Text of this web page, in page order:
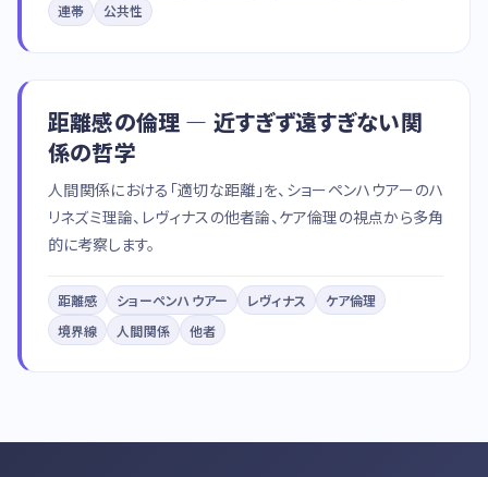
連帯
公共性
距離感の倫理 — 近すぎず遠すぎない関
係の哲学
人間関係における「適切な距離」を、ショーペンハウアーのハ
リネズミ理論、レヴィナスの他者論、ケア倫理の視点から多角
的に考察します。
距離感 ショーペンハウアー レヴィナス
ケア倫理
境界線
人間関係 他者